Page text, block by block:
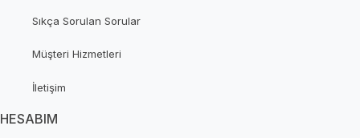
Sıkça Sorulan Sorular
Müşteri Hizmetleri
İletişim
HESABIM